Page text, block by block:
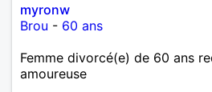
myronw
Brou - 60 ans
Femme divorcé(e) de 60 ans
amoureuse